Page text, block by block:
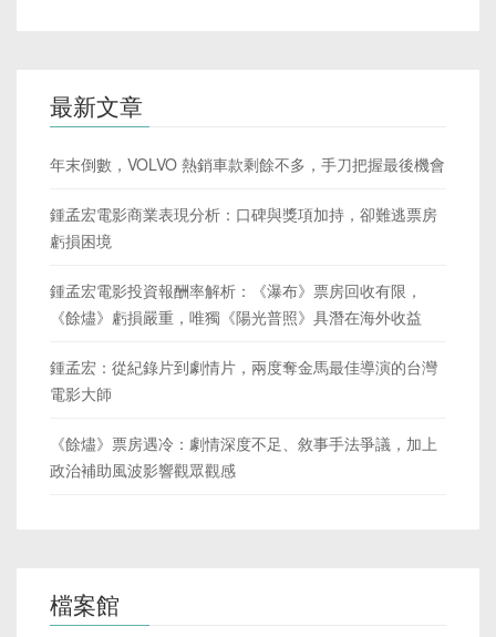
最新文章
年末倒數，VOLVO 熱銷車款剩餘不多，手刀把握最後機會
鍾孟宏電影商業表現分析：口碑與獎項加持，卻難逃票房
虧損困境
鍾孟宏電影投資報酬率解析：《瀑布》票房回收有限，
《餘燼》虧損嚴重，唯獨《陽光普照》具潛在海外收益
鍾孟宏：從紀錄片到劇情片，兩度奪金馬最佳導演的台灣
電影大師
《餘燼》票房遇冷：劇情深度不足、敘事手法爭議，加上
政治補助風波影響觀眾觀感
檔案館